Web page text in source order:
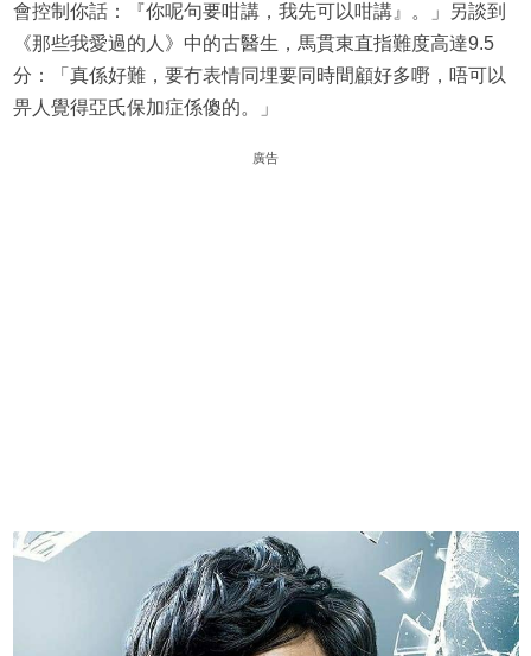
會控制你話：『你呢句要咁講，我先可以咁講』。」另談到
《那些我愛過的人》中的古醫生，馬貫東直指難度高達9.5
分：「真係好難，要冇表情同埋要同時間顧好多嘢，唔可以
畀人覺得亞氏保加症係傻的。」
廣告